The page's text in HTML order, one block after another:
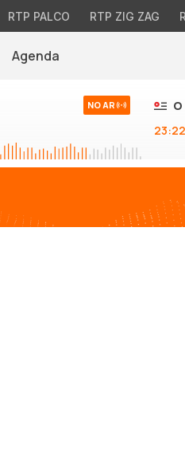
RTP PALCO RTP ZIG ZAG
Agenda
NO AR
O
23:22